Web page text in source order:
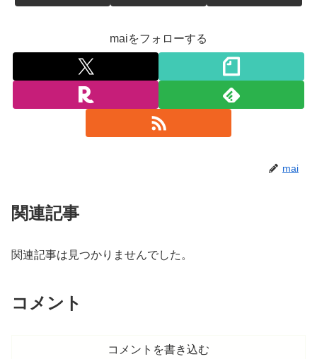
maiをフォローする
mai
関連記事
関連記事は見つかりませんでした。
コメント
コメントを書き込む